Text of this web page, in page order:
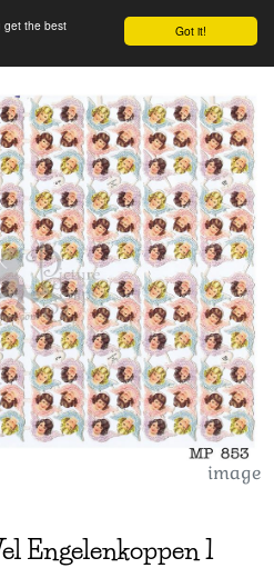
Got it!
get the best
image
Engelenkoppen 1